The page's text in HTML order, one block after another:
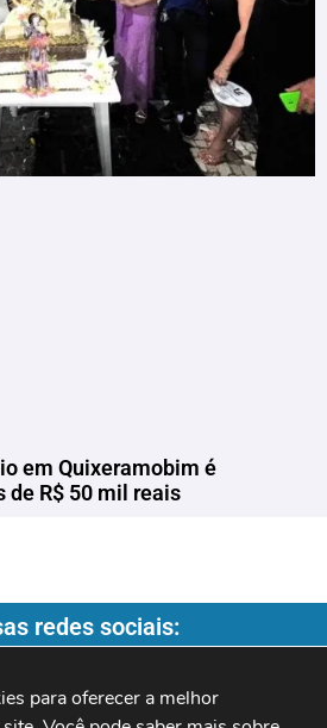
em Quixeramobim é
de R$ 50 mil reais
redes sociais:
para oferecer a melhor